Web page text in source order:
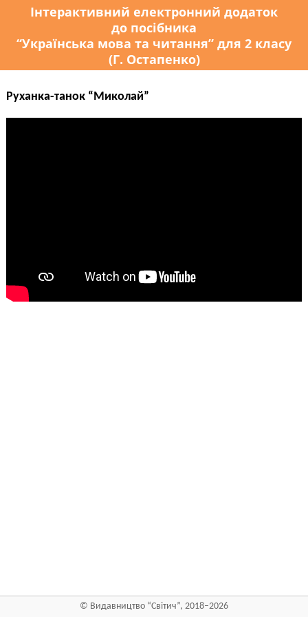
Інтерактивний електронний додаток
до посібника
“Українська мова та читання” для 2 класу
(Г. Остапенко)
Руханка-танок “Миколай”
© Видавництво “Світич”, 2018–2026